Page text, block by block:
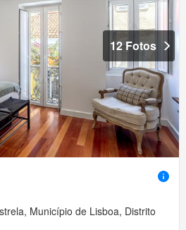
12 Fotos
Município de Lisboa, Distrito